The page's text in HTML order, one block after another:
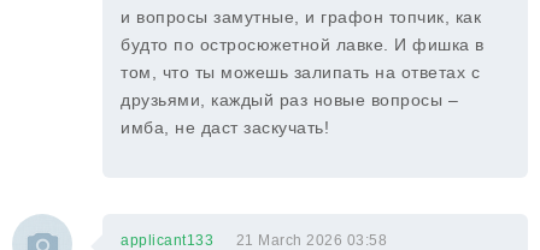
и вопросы замутные, и графон топчик, как
будто по остросюжетной лавке. И фишка в
том, что ты можешь залипать на ответах с
друзьями, каждый раз новые вопросы –
имба, не даст заскучать!
applicant133 21 March 2026 03:58